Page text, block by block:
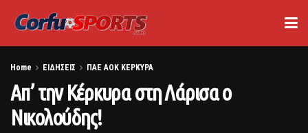
Home ΕΙΔΗΣΕΙΣ ΠΑΕ ΑΟΚ ΚΕΡΚΥΡΑ
Απ’ την Κέρκυρα στη Λάρισα ο
Νικολούδης!